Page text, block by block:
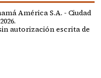
América S.A. - Ciudad
autorización escrita de